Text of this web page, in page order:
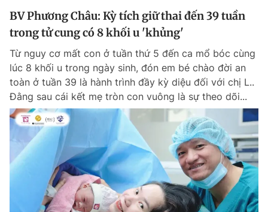
BV Phương Châu: Kỳ tích giữ thai đến 39 tuần
trong tử cung có 8 khối u 'khủng'
Từ nguy cơ mất con ở tuần thứ 5 đến ca mổ bóc cùng
lúc 8 khối u trong ngày sinh, đón em bé chào đời an
toàn ở tuần 39 là hành trình đầy kỳ diệu đối với chị L..
Đằng sau cái kết mẹ tròn con vuông là sự theo dõi...